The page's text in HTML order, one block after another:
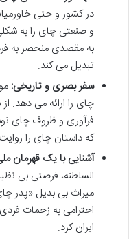
در کشور و حتی
و صنعتی چای را به
به مقصدی منحصر به
تبدیل می کند.
سفر بصری و تاریخی:
چای را ارائه می دهد.
فرآوری و ظروف چای
که داستان چای را
آشنایی با یک قهرمان
السلطنه، فرصتی بی
میراث بی بدیل «پدر
احترامی به زحمات
ایران کرد.